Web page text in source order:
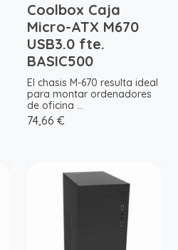
Coolbox Caja
Micro-ATX M670
USB3.0 fte.
BASIC500
El chasis M-670 resulta ideal
para montar ordenadores
de oficina ...
74,66 €